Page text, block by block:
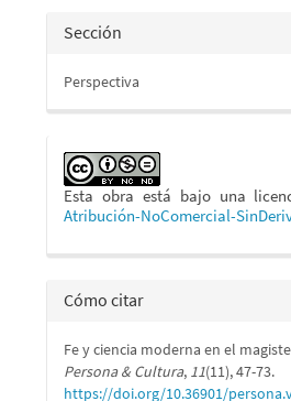
Sección
Perspectiva
Esta obra está bajo una
Atribución-NoComercial-
Cómo citar
Fe y ciencia moderna en el
Persona & Cultura, 11(11), 47-73.
https://doi.org/10.36901/